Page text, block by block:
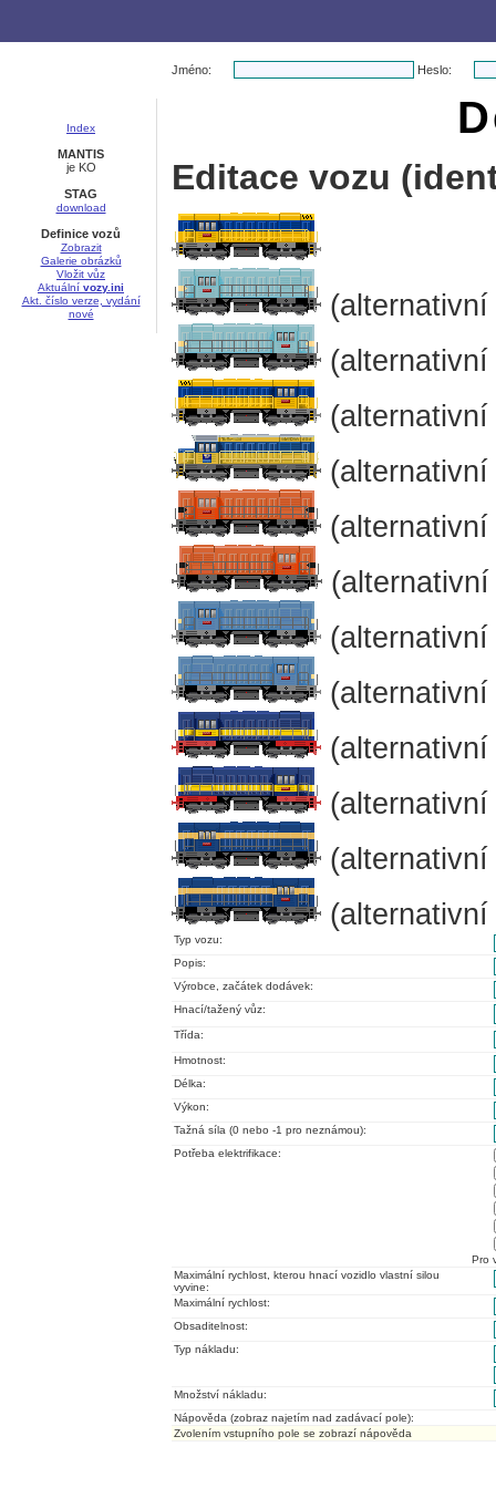
Index
MANTIS
je KO
STAG
download
Definice vozů
Zobrazit
Galerie obrázků
Vložit vůz
Aktuální vozy.ini
Akt. číslo verze, vydání
nové
Jméno: Heslo:
Editace vozu
Typ vozu:
Popis:
Výrobce, začátek dodávek:
Hnací/tažený vůz:
Třída:
Hmotnost:
Délka:
Výkon:
Tažná síla (0 nebo -1 pro neznámou):
Potřeba elektrifikace:
Pro
Maximální rychlost, kterou hnací vozidlo vlastní silou
vyvine:
Maximální rychlost:
Obsaditelnost:
Typ nákladu:
Množství nákladu:
Nápověda (zobraz najetím nad zadávací pole):
Zvolením vstupního pole se zobrazí nápověda